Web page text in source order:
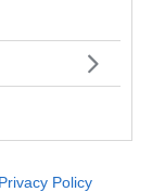
Privacy Policy
με τις
τους, όπως